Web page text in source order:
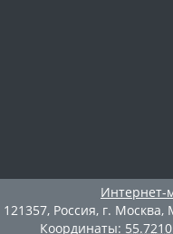
Интернет-
121357, Россия, г. Москва,
Координаты: